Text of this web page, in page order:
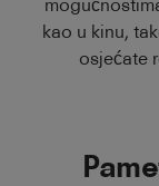
kao u kinu,
osjećate